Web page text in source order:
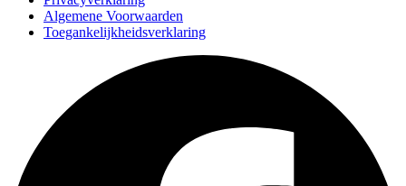
Algemene Voorwaarden
Toegankelijkheidsverklaring